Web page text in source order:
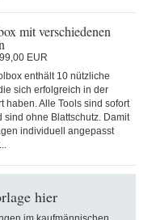
mit verschiedenen
99,00 EUR
enthält 10 nützliche
sich erfolgreich in der
haben. Alle Tools sind sofort
sind ohne Blattschutz. Damit
individuell angepasst
hier